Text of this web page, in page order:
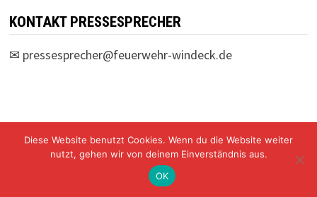
KONTAKT PRESSESPRECHER
✉ pressesprecher@feuerwehr-windeck.de
Freiwillige Feuerwehr Windeck Mit Stolz präsentiert von
Diese Website benutzt Cookies. Wenn du die Website weiter
nutzt, gehen wir von deinem Einverständnis aus.
OK